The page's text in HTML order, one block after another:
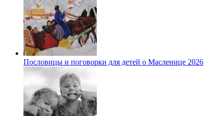
Пословицы и поговорки для детей о Масленице 2026